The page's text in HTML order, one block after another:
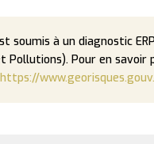
soumis à un diagnostic
Pollutions). Pour en savoir
https://